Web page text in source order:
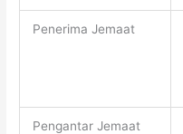
Penerima Jemaat
Pengantar Jemaat